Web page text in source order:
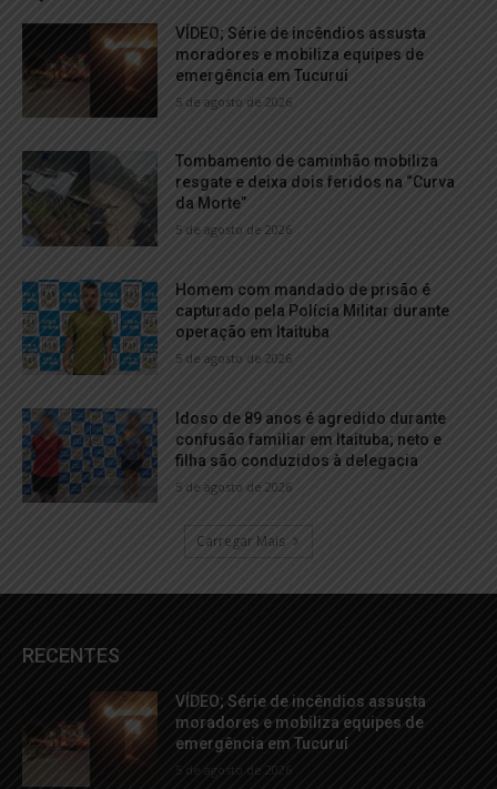
VÍDEO; Série de incêndios assusta
moradores e mobiliza equipes de
emergência em Tucuruí
5 de agosto de 2026
Tombamento de caminhão mobiliza
resgate e deixa dois feridos na “Curva
da Morte”
5 de agosto de 2026
Homem com mandado de prisão é
capturado pela Polícia Militar durante
operação em Itaituba
5 de agosto de 2026
Idoso de 89 anos é agredido durante
confusão familiar em Itaituba; neto e
filha são conduzidos à delegacia
5 de agosto de 2026
Carregar Mais
RECENTES
VÍDEO; Série de incêndios assusta
moradores e mobiliza equipes de
emergência em Tucuruí
5 de agosto de 2026